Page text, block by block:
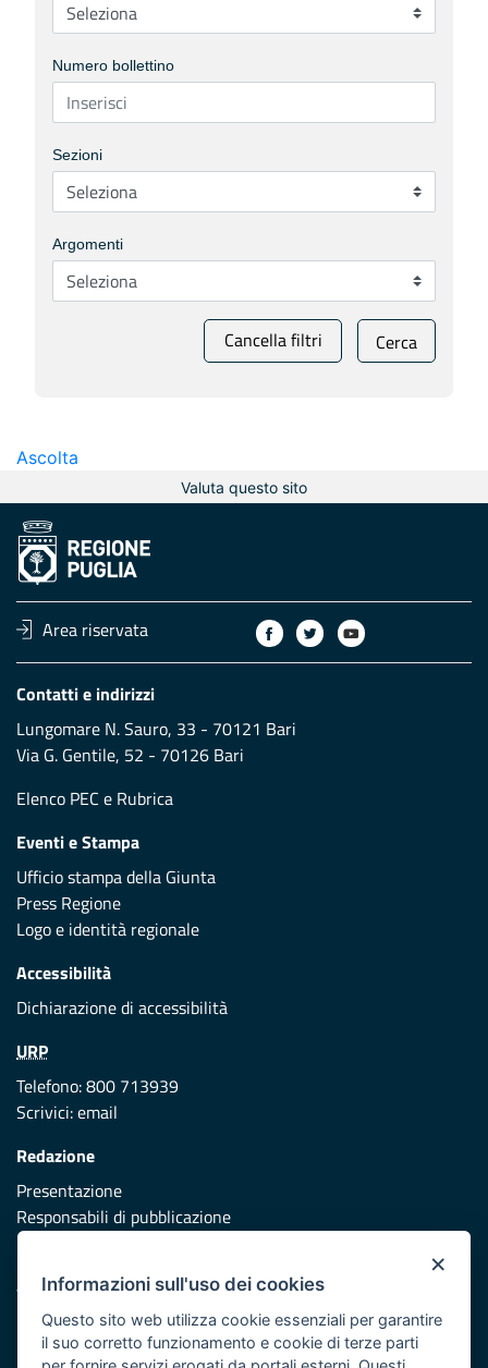
Numero bollettino
Sezioni
Argomenti
Cancella filtri Cerca
Ascolta
Valuta questo sito
Area riservata
Contatti e indirizzi
Lungomare N. Sauro, 33 - 70121 Bari
Via G. Gentile, 52 - 70126 Bari
Elenco PEC e Rubrica
Eventi e Stampa
Ufficio stampa della Giunta
Press Regione
Logo e identità regionale
Accessibilità
Dichiarazione di accessibilità
URP
Telefono: 800 713939
Scrivici:email
Redazione
Presentazione
Responsabili di pubblicazione
Vai al sito di Protezione Civile Puglia
Iniziativa finanziata con risorse del POR Puglia 2014/2020 -
×
Informazioni sull'uso dei cookies
Questo sito web utilizza cookie essenziali per garantire
il suo corretto funzionamento e cookie di terze parti